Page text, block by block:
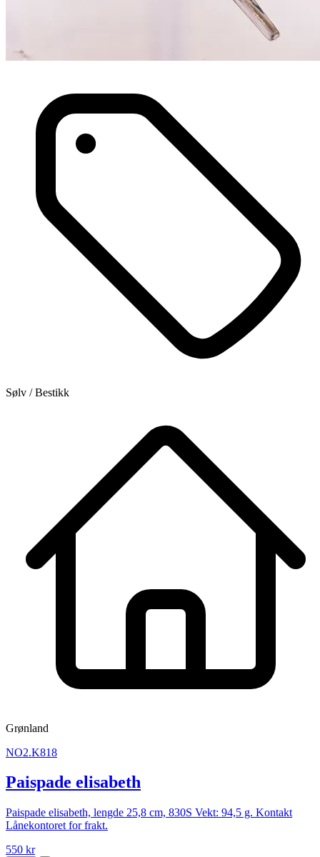
Sølv / Bestikk
Grønland
NO2.K818
Paispade elisabeth
Paispade elisabeth, lengde 25,8 cm, 830S Vekt: 94,5 g. Kontakt
Lånekontoret for frakt.
550 kr